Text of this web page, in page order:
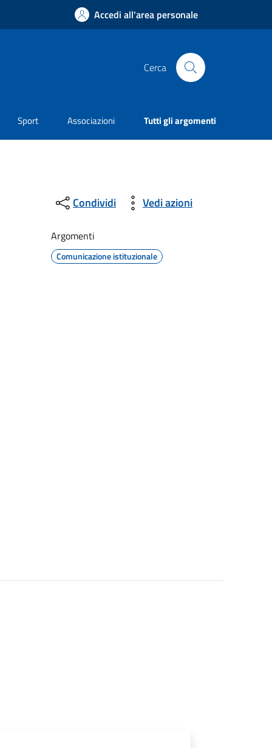
Accedi all'area personale
Cerca
Sport Associazioni Tutti gli argomenti
Condividi Vedi azioni
Argomenti
Comunicazione istituzionale